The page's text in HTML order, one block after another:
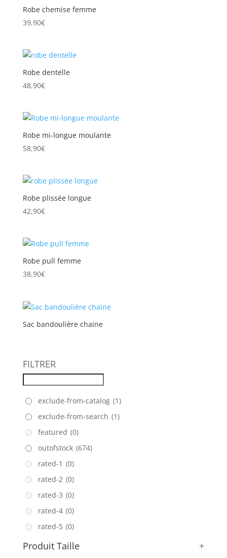
Robe chemise femme
39,90€
Robe dentelle
48,90€
Robe mi-longue moulante
58,90€
Robe plissée longue
42,90€
Robe pull femme
38,90€
Sac bandoulière chaine
FILTRER
exclude-from-catalog (1)
exclude-from-search (1)
featured (0)
outofstock (674)
rated-1 (0)
rated-2 (0)
rated-3 (0)
rated-4 (0)
rated-5 (0)
Produit Taille +